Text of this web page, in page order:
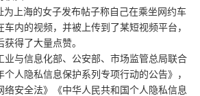
上海的女子发布帖子称自己在乘坐网约车
内的视频，并被上传到了某短视频平台，
得了大量点赞。
与信息化部、公安部、市场监管总局联合
个人隐私信息保护系列专项行动的公告》，
络安全法》《中华人民共和国个人隐私信息